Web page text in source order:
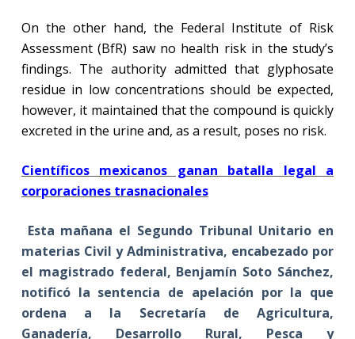
On the other hand, the Federal Institute of Risk
Assessment (BfR) saw no health risk in the study’s
findings. The authority admitted that glyphosate
residue in low concentrations should be expected,
however, it maintained that the compound is quickly
excreted in the urine and, as a result, poses no risk.
Científicos mexicanos ganan batalla legal a
corporaciones trasnacionales
Esta mañana el Segundo Tribunal Unitario en
materias Civil y Administrativa, encabezado por
el magistrado federal, Benjamín Soto Sánchez,
notificó la sentencia de apelación por la que
ordena a la Secretaría de Agricultura,
Ganadería, Desarrollo Rural, Pesca y